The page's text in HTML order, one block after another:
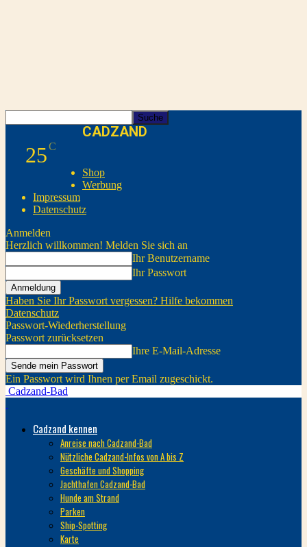
25C
CADZAND
Shop
Werbung
Impressum
Datenschutz
Anmelden
Herzlich willkommen! Melden Sie sich an
Ihr Benutzername
Ihr Passwort
Haben Sie Ihr Passwort vergessen? Hilfe bekommen
Datenschutz
Passwort-Wiederherstellung
Passwort zurücksetzen
Ihre E-Mail-Adresse
Ein Passwort wird Ihnen per Email zugeschickt.
Cadzand-Bad
Cadzand kennen
Anreise nach Cadzand-Bad
Nützliche Cadzand-Infos von A bis Z
Geschäfte und Shopping
Jachthafen Cadzand-Bad
Hunde am Strand
Parken
Ship-Spotting
Karte